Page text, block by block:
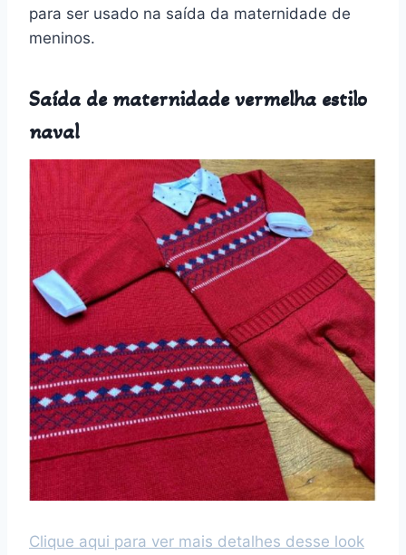
para ser usado na saída da maternidade de
meninos.
Saída de maternidade vermelha estilo
naval
Clique aqui para ver mais detalhes desse look